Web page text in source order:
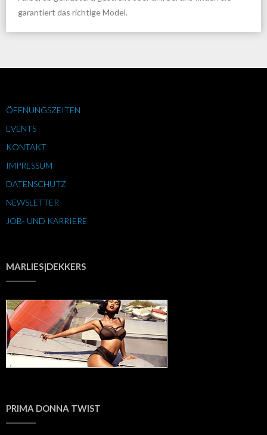
garantiert das richtige Model.
ÖFFNUNGSZEITEN
EVENTS
KONTAKT
IMPRESSUM
DATENSCHUTZ
NEWSLETTER
JOB- UND KARRIERE
MARLIES|DEKKERS
PRIMA DONNA TWIST